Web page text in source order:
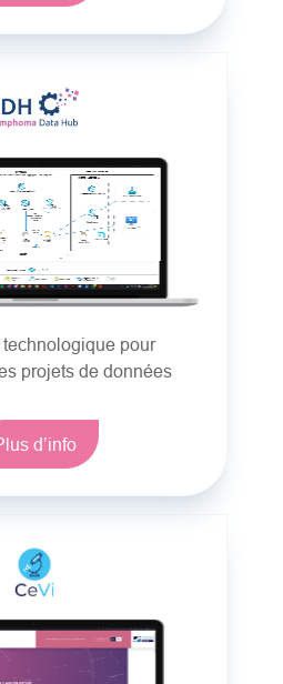
pour
projets de données
d’info